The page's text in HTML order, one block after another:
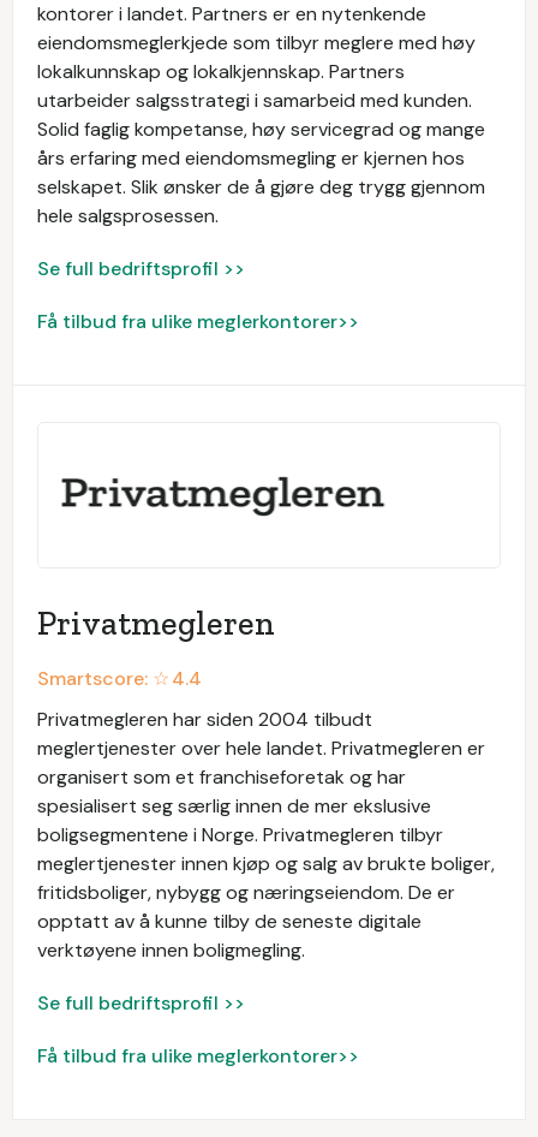
kontorer i landet. Partners er en nytenkende
eiendomsmeglerkjede som tilbyr meglere med høy
lokalkunnskap og lokalkjennskap. Partners
utarbeider salgsstrategi i samarbeid med kunden.
Solid faglig kompetanse, høy servicegrad og mange
års erfaring med eiendomsmegling er kjernen hos
selskapet. Slik ønsker de å gjøre deg trygg gjennom
hele salgsprosessen.
Se full bedriftsprofil >>
Få tilbud fra ulike meglerkontorer>>
Privatmegleren
Smartscore: ☆4.4
Privatmegleren har siden 2004 tilbudt
meglertjenester over hele landet. Privatmegleren er
organisert som et franchiseforetak og har
spesialisert seg særlig innen de mer ekslusive
boligsegmentene i Norge. Privatmegleren tilbyr
meglertjenester innen kjøp og salg av brukte boliger,
fritidsboliger, nybygg og næringseiendom. De er
opptatt av å kunne tilby de seneste digitale
verktøyene innen boligmegling.
Se full bedriftsprofil >>
Få tilbud fra ulike meglerkontorer>>